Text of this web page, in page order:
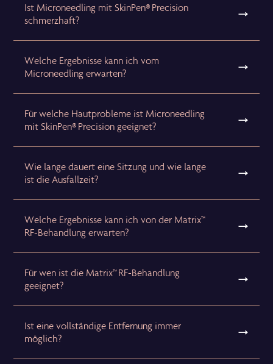
Ist Microneedling mit SkinPen® Precision
schmerzhaft?
Welche Ergebnisse kann ich vom
Microneedling erwarten?
Für welche Hautprobleme ist Microneedling
mit SkinPen® Precision geeignet?
Wie lange dauert eine Sitzung und wie lange
ist die Ausfallzeit?
Welche Ergebnisse kann ich von der Matrix™
RF-Behandlung erwarten?
Für wen ist die Matrix™ RF-Behandlung
geeignet?
Ist eine vollständige Entfernung immer
möglich?